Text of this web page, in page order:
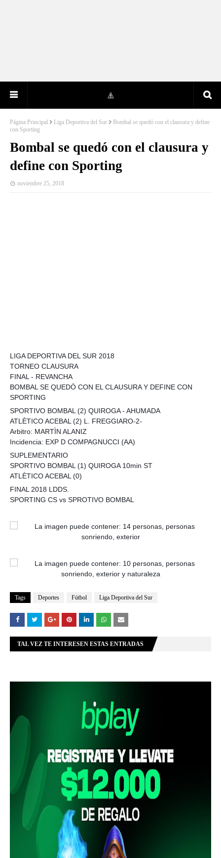
Página Principal Liga Deportiva del Sur
Bombal se quedó con el clausura y define
con Sporting
Bombal se quedó con el clausura y
define con Sporting
noviembre 25, 2018
LIGA DEPORTIVA DEL SUR 2018
TORNEO CLAUSURA
FINAL - REVANCHA
BOMBAL SE QUEDÒ CON EL CLAUSURA Y DEFINE CON
SPORTING
SPORTIVO BOMBAL (2) QUIROGA - AHUMADA
ATLÈTICO ACEBAL (2) L. FREGGIARO-2-
Arbitro: MARTÌN ALANIZ
Incidencia: EXP D COMPAGNUCCI (AA)
SUPLEMENTARIO
SPORTIVO BOMBAL (1) QUIROGA 10min ST
ATLÈTICO ACEBAL (0)
FINAL 2018 LDDS.
SPORTING CS vs SPROTIVO BOMBAL
Tags Deportes Fútbol Liga Deportiva del Sur
TAL VEZ TE INTERESEN ESTAS ENTRADAS